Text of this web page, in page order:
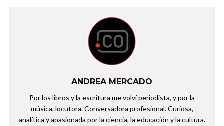
ANDREA MERCADO
Por los libros y la escritura me volví periodista, y por la
música, locutora. Conversadora profesional. Curiosa,
analítica y apasionada por la ciencia, la educación y la cultura.